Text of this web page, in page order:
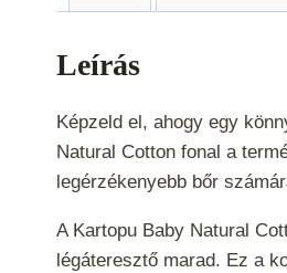
Leírás
Képzeld el, ahogy egy
Natural Cotton fonal a
legérzékenyebb bőr
A Kartopu Baby Natural
légáteresztő marad. Ez a